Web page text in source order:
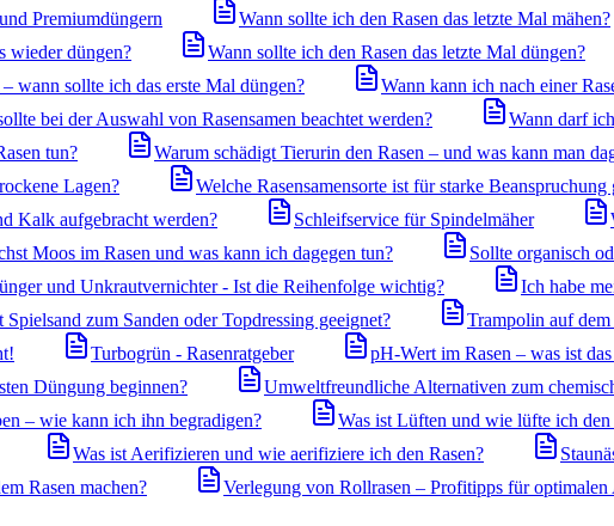
Premiumdüngern
Wann sollte ich den Rasen das letzte Mal mähen?
wieder düngen?
Wann sollte ich den Rasen das letzte Mal düngen?
wann sollte ich das erste Mal düngen? Wann kann ich nach einer
bei der Auswahl von Rasensamen beachtet werden?
Wann darf
tun? Warum schädigt Tierurin den Rasen – und was kann man
Lagen?
Welche Rasensamensorte ist für starke Beanspruchung
Kalk aufgebracht werden?
Schleifservice für Spindelmäher
Moos im Rasen und was kann ich dagegen tun? Sollte organisch
und Unkrautvernichter - Ist die Reihenfolge wichtig?
Ich habe
Spielsand zum Sanden oder Topdressing geeignet?
Trampolin auf dem
Turbogrün - Rasenratgeber pH-Wert im Rasen – was ist
Düngung beginnen? Umweltfreundliche Alternativen zum
– wie kann ich ihn begradigen? Was ist Lüften und wie lüfte ich den
Was ist Aerifizieren und wie aerifiziere ich den Rasen?
Rasen machen?
Verlegung von Rollrasen – Profitipps für